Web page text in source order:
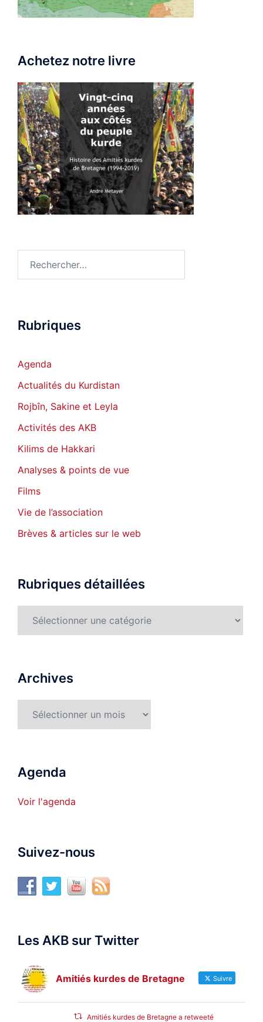
Achetez notre livre
Rubriques
Agenda
Actualités du Kurdistan
Rojbîn, Sakine et Leyla
Activités des AKB
Kilims de Hakkari
Analyses & points de vue
Films
Vie de l’association
Brèves & articles sur le web
Rubriques détaillées
détaillées
Archives
Agenda
Voir l'agenda
Suivez-nous
Les AKB sur Twitter
Amitiés kurdes de Bretagne Suivre
Amitiés kurdes de Bretagne a retweeté